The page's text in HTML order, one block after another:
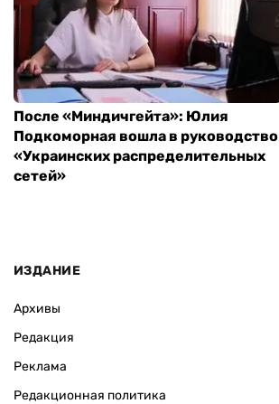
После «Миндичгейта»: Юлия
Подкоморная вошла в руководство
«Украинских распределительных
сетей»
ИЗДАНИЕ
Архивы
Редакция
Реклама
Редакционная политика